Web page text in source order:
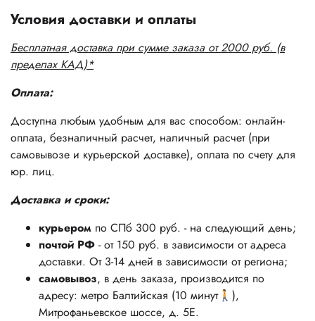
Условия доставки и оплаты
Бесплатная доставка при сумме заказа от 2000 руб. (в
пределах КАД)*
Оплата:
Доступна любым удобным для вас способом: онлайн-
оплата, безналичный расчет, наличный расчет (при
самовывозе и курьерской доставке), оплата по счету для
юр. лиц.
Доставка и сроки:
курьером по СПб 300 руб. - на следующий день;
почтой РФ - от 150 руб. в зависимости от адреса
доставки. От 3-14 дней в зависимости от региона;
самовывоз, в день заказа, производится по
адресу: метро Балтийская (10 минут‍🚶),
Митрофаньевское шоссе, д. 5Е.